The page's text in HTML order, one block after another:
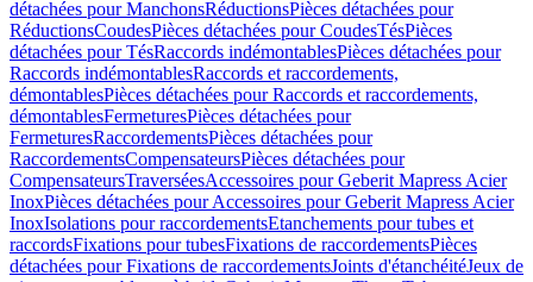
détachées pour ManchonsRéductionsPièces détachées pour
RéductionsCoudesPièces détachées pour CoudesTésPièces
détachées pour TésRaccords indémontablesPièces détachées pour
Raccords indémontablesRaccords et raccordements,
démontablesPièces détachées pour Raccords et raccordements,
démontablesFermeturesPièces détachées pour
FermeturesRaccordementsPièces détachées pour
RaccordementsCompensateursPièces détachées pour
CompensateursTraverséesAccessoires pour Geberit Mapress Acier
InoxPièces détachées pour Accessoires pour Geberit Mapress Acier
InoxIsolations pour raccordementsEtanchements pour tubes et
raccordsFixations pour tubesFixations de raccordementsPièces
détachées pour Fixations de raccordementsJoints d'étanchéitéJeux de